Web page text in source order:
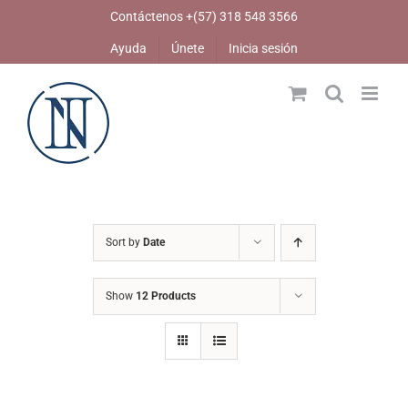
Contáctenos +(57) 318 548 3566
Ayuda Únete Inicia sesión
Sort by Date
Show 12 Products